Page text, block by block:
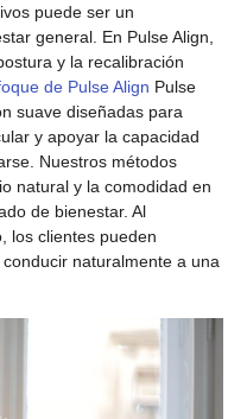
puede ser un
general. En Pulse Align,
y la recalibración
de Pulse Align Pulse
suave diseñadas para
y apoyar la capacidad
Nuestros métodos
natural y la comodidad en
de bienestar. Al
los clientes pueden
naturalmente a una